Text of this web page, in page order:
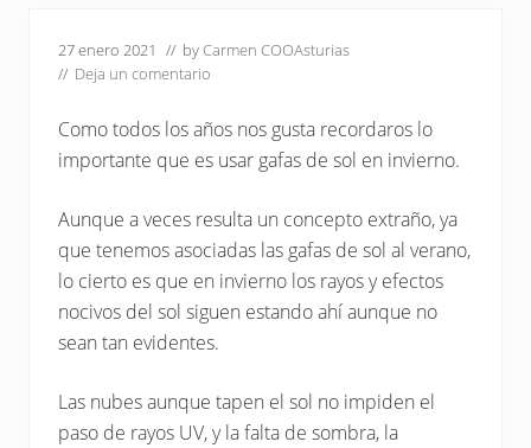
profesional.
27 enero 2021 // byCarmen COOAsturias
// Deja un comentario
Como todos los años nos gusta recordaros lo
importante que es usar gafas de sol en invierno.
Aunque a veces resulta un concepto extraño, ya
que tenemos asociadas las gafas de sol al verano,
lo cierto es que en invierno los rayos y efectos
nocivos del sol siguen estando ahí aunque no
sean tan evidentes.
Las nubes aunque tapen el sol no impiden el
paso de rayos UV, y la falta de sombra, la